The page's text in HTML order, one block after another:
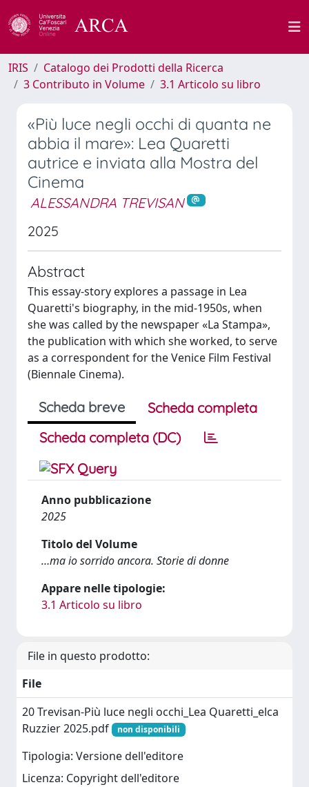
IRIS
Catalogo dei Prodotti della Ricerca
3 Contributo in Volume
3.1 Articolo su libro
«Più luce negli occhi di quanta ne
abbia il mare»: Lea Quaretti
autrice e inviata alla Mostra del
Cinema
ALESSANDRA TREVISAN
2025
Abstract
This essay-story explores a passage in Lea
Quaretti's biography, in the mid-1950s, when
she was called by the newspaper «La Stampa»,
the publication with which she worked, to serve
as a correspondent for the Venice Film Festival
(Biennale Cinema).
Scheda breve
Scheda completa
Scheda completa (DC)
Anno pubblicazione
2025
Titolo del Volume
…ma io sorrido ancora. Storie di donne
Appare nelle tipologie:
3.1 Articolo su libro
File in questo prodotto:
File
20 Trevisan-Più luce negli occhi_Lea Quaretti_elca
Ruzzier 2025.pdf
non disponibili
Tipologia: Versione dell'editore
Licenza: Copyright dell'editore